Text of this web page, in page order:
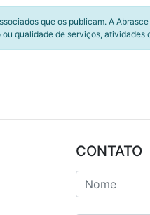
que os publicam. A
qualidade de serviços, atividades
CONTATO